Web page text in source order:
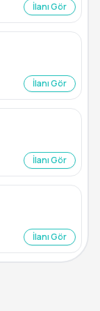
İlanı Gör
İlanı Gör
İlanı Gör
İlanı Gör